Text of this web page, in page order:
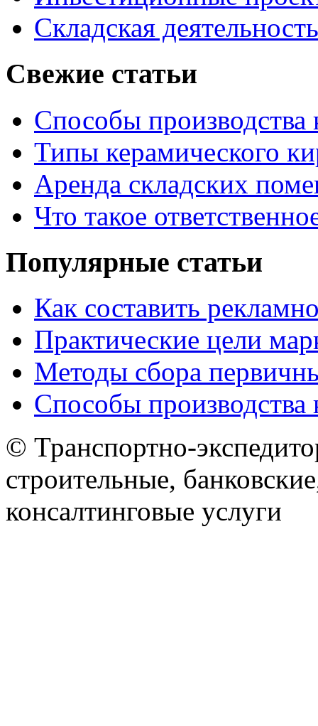
Складская деятельность
Свежие статьи
Способы производства
Типы керамического
Аренда складских
Что такое
Популярные статьи
Как составить
Практические цели
Методы сбора
Способы производства
© Транспортно-
строительные,
консалтинговые услуги